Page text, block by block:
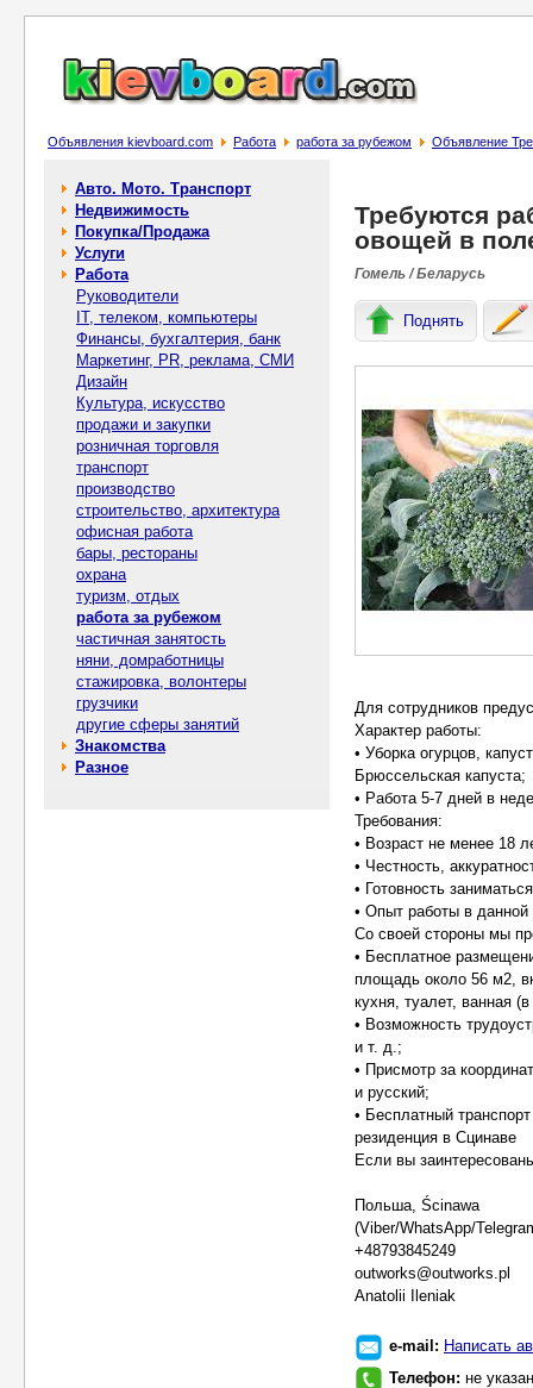
Объявления kievboard.com Работа работа за рубежом Объявление
Авто. Мото. Транспорт
Недвижимость
Покупка/Продажа
Услуги
Работа
Руководители
IT, телеком, компьютеры
Финансы, бухгалтерия, банк
Маркетинг, PR, реклама, СМИ
Дизайн
Культура, искусство
продажи и закупки
розничная торговля
транспорт
производство
строительство, архитектура
офисная работа
бары, рестораны
охрана
туризм, отдых
работа за рубежом
частичная занятость
няни, домработницы
стажировка, волонтеры
грузчики
другие сферы занятий
Знакомства
Разное
Требуются
овощей в
Гомель / Беларусь
Поднять
Для сотрудников
Характер работы:
• Уборка огурцов,
Брюссельская капуста;
• Работа 5-7 дней в
Требования:
• Возраст не менее 18
• Честность,
• Готовность
• Опыт работы в данной
Со своей стороны мы
• Бесплатное
площадь около 56 м2,
кухня, туалет, ванная
• Возможность
и т. д.;
• Присмотр за
и русский;
• Бесплатный
резиденция в Сцинаве
Если вы
Польша, Ścinawa
(Viber/WhatsApp/
+48793845249
outworks@outworks.pl
Anatolii Ileniak
e-mail: Написать
Телефон: не указан